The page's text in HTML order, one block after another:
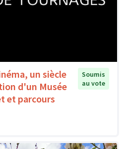
un siècle
d'un Musée
et parcours
Soumis
au vote